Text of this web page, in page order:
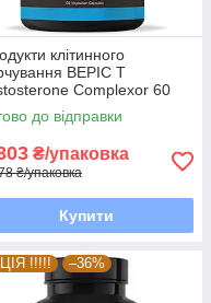
клітинного
BEPIC T
Complexor 60
EXP 6/26 року
до відправки
₴/упаковка
₴/упаковка
Купити
!!!!! –36%